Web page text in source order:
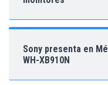
Sony presenta en
WH-XB910N